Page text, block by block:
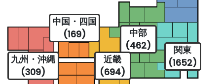
関東
(1652)
中部
(462)
近畿
(694)
中国・四国
(169)
九州・沖縄
(309)